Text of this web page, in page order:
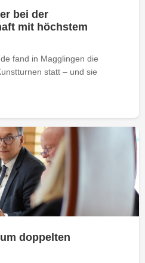
bei der
mit höchstem
fand in Magglingen die
statt – und sie
doppelten